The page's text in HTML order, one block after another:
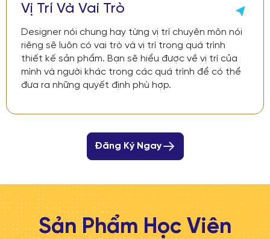
Vị Trí Và Vai Trò
Designer nói chung hay từng vị trí chuyên môn nói
riêng sẽ luôn có vai trò và vị trí trong quá trình
thiết kế sản phẩm. Bạn sẽ hiểu được về vị trí của
mình và người khác trong các quá trình để có thể
đưa ra những quyết định phù hợp.
Đăng Ký Ngay
Sản Phẩm Học Viên